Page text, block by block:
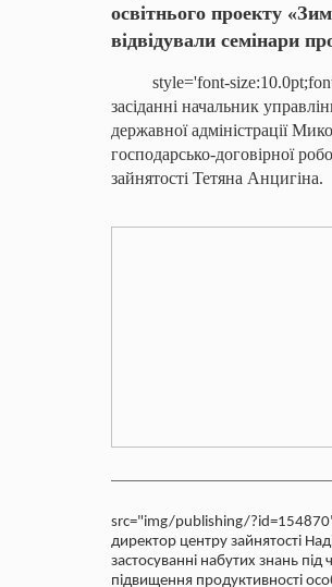
освітнього проекту
відвідували семінари
style='font-
засіданні начальник
державної адміністрації
господарсько-договірної
зайнятості Тетяна Анцигіна.
src="img/publishing/
директор центру зайнятості
застосуванні набутих знань
підвищення продуктивності